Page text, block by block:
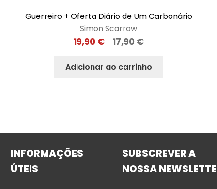
Guerreiro + Oferta Diário de Um Carbonário
Simon Scarrow
19,90€ 17,90 €
Adicionar ao carrinho
INFORMAÇÕES
ÚTEIS
SUBSCREVER A
NOSSA